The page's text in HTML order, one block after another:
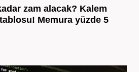
zam alacak? Kalem
Memura yüzde 5